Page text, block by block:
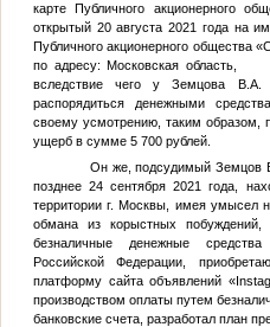
карте Публичного акционерного
открытый 20 августа 2021 года на
Публичного акционерного общества
по адресу: Московская
вследствие чего уЗемцова В.А.
распорядиться денежными
своему усмотрению, таким образом,
ущерб в сумме 5 700 рублей.
Он же, подсудимый Земцов
позднее 24 сентября 2021 года,
территории г. Москвы, имея умысел
обмана из корыстных побуждений,
безналичные денежные
Российской Федерации,
платформу сайта объявлений
производством оплаты путем
банковские счета, разработал план